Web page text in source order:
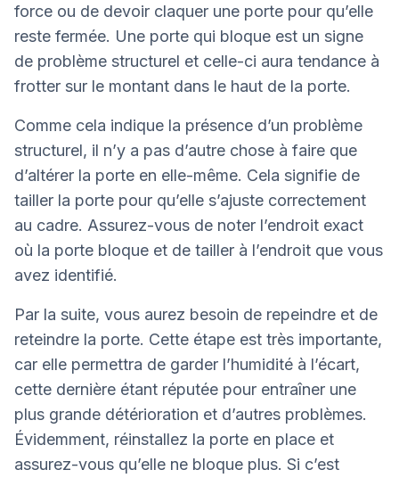
force ou de devoir claquer une porte pour qu’elle
reste fermée. Une porte qui bloque est un signe
de problème structurel et celle-ci aura tendance à
frotter sur le montant dans le haut de la porte.
Comme cela indique la présence d’un problème
structurel, il n’y a pas d’autre chose à faire que
d’altérer la porte en elle-même. Cela signifie de
tailler la porte pour qu’elle s’ajuste correctement
au cadre. Assurez-vous de noter l’endroit exact
où la porte bloque et de tailler à l’endroit que vous
avez identifié.
Par la suite, vous aurez besoin de repeindre et de
reteindre la porte. Cette étape est très importante,
car elle permettra de garder l’humidité à l’écart,
cette dernière étant réputée pour entraîner une
plus grande détérioration et d’autres problèmes.
Évidemment, réinstallez la porte en place et
assurez-vous qu’elle ne bloque plus. Si c’est